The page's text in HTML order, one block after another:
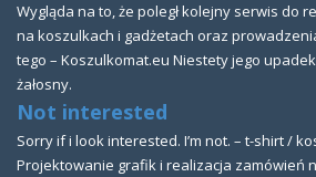
Wygląda na to, że poległ kolejny serwis do
na koszulkach i gadżetach oraz
tego – Koszulkomat.eu Niestety jego
żałosny.
Not interested
Sorry if i look interested. I’m not. – t-shirt /
Projektowanie grafik i realizacja zamówień